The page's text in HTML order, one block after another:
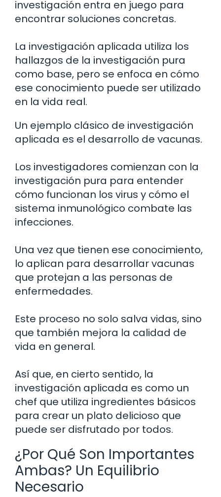
investigación entra en juego para
encontrar soluciones concretas.
La investigación aplicada utiliza los
hallazgos de la investigación pura
como base, pero se enfoca en cómo
ese conocimiento puede ser utilizado
en la vida real.
Un ejemplo clásico de investigación
aplicada es el desarrollo de vacunas.
Los investigadores comienzan con la
investigación pura para entender
cómo funcionan los virus y cómo el
sistema inmunológico combate las
infecciones.
Una vez que tienen ese conocimiento,
lo aplican para desarrollar vacunas
que protejan a las personas de
enfermedades.
Este proceso no solo salva vidas, sino
que también mejora la calidad de
vida en general.
Así que, en cierto sentido, la
investigación aplicada es como un
chef que utiliza ingredientes básicos
para crear un plato delicioso que
puede ser disfrutado por todos.
¿Por Qué Son Importantes
Ambas? Un Equilibrio
Necesario